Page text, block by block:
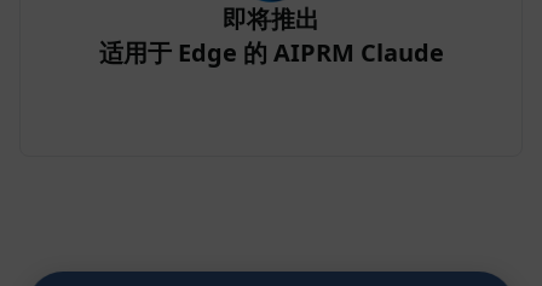
即将推出
适用于 Edge 的 AIPRM Claude